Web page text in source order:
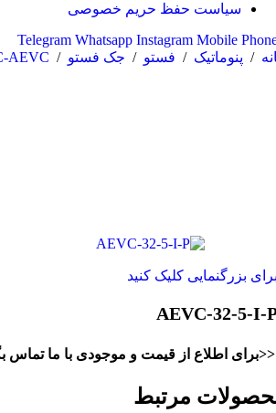
سیاست حفظ حریم خصوصی
Telegram Whatsapp Instagram Mobile
/ پنوماتیک / فستو / جک فستو /
AEVC
بزرگنمایی کلیک کنید
AEVC-32-5-I-
<<برای اطلاع از قیمت و موجودی با ما تماس
مرتبط